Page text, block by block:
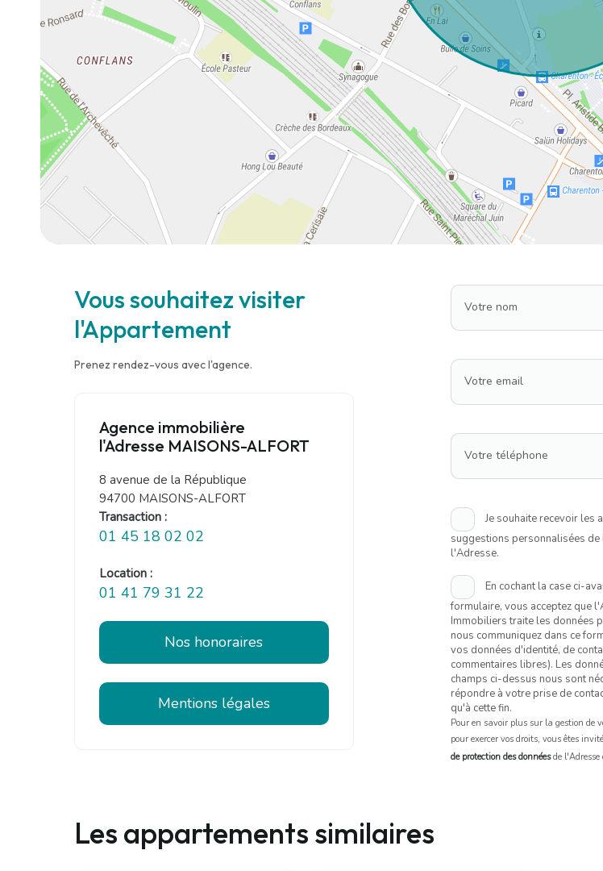
Vous souhaitez visiter
l'Appartement
Prenez rendez-vous avec l'agence.
Agence immobilière
l'Adresse MAISONS-ALFORT
8 avenue de la République
94700 MAISONS-ALFORT
Transaction :
01 45 18 02 02
Location :
01 41 79 31 22
Nos honoraires
Mentions légales
Votre nom
Votre email
Votre téléphone
Je souhaite recevoir les
suggestions personnalisées de
l'Adresse.
En cochant la case ci-
formulaire, vous acceptez que
Immobiliers traite les données
nous communiquez dans ce
vos données d'identité, de
commentaires libres). Les
champs ci-dessus nous sont
répondre à votre prise de
qu'à cette fin.
Pour en savoir plus sur la gestion de
pour exercer vos droits, vous êtes
de protection des donnéesde l'Adresse
Les appartements similaires